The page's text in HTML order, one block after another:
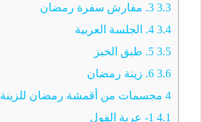
3.3
3.4
3.5
3.6
4 مجسمات من أقمشة رمضان للزينة
4.1